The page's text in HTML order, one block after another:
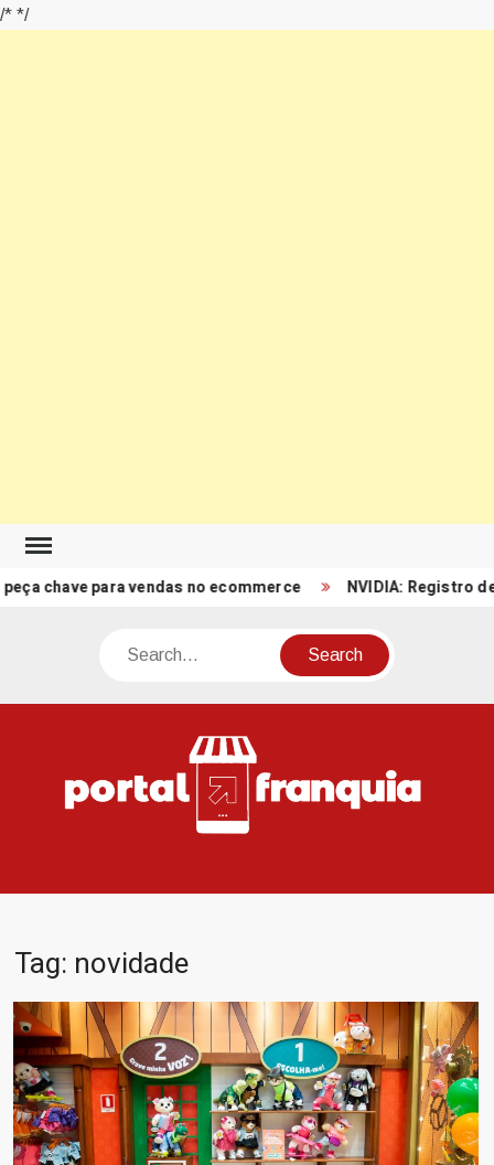
/* */
Skip
contentpara vendas no ecommerce NVIDIA: Registro de
Search
Tag: novidade